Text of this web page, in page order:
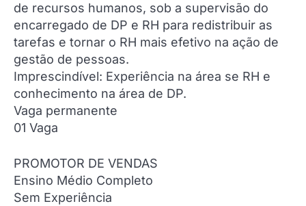
de recursos humanos, sob a supervisão do
encarregado de DP e RH para redistribuir as
tarefas e tornar o RH mais efetivo na ação de
gestão de pessoas.
Imprescindível: Experiência na área se RH e
conhecimento na área de DP.
Vaga permanente
01 Vaga
PROMOTOR DE VENDAS
Ensino Médio Completo
Sem Experiência